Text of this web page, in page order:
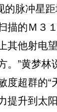
脉冲星
描的Ｍ３
其他射电
”黄梦林
超群的“
提升到太